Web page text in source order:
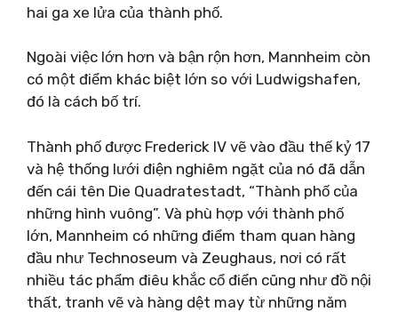
hai ga xe lửa của thành phố.
Ngoài việc lớn hơn và bận rộn hơn, Mannheim còn
có một điểm khác biệt lớn so với Ludwigshafen,
đó là cách bố trí.
Thành phố được Frederick IV vẽ vào đầu thế kỷ 17
và hệ thống lưới điện nghiêm ngặt của nó đã dẫn
đến cái tên Die Quadratestadt, “Thành phố của
những hình vuông”. Và phù hợp với thành phố
lớn, Mannheim có những điểm tham quan hàng
đầu như Technoseum và Zeughaus, nơi có rất
nhiều tác phẩm điêu khắc cổ điển cũng như đồ nội
thất, tranh vẽ và hàng dệt may từ những năm